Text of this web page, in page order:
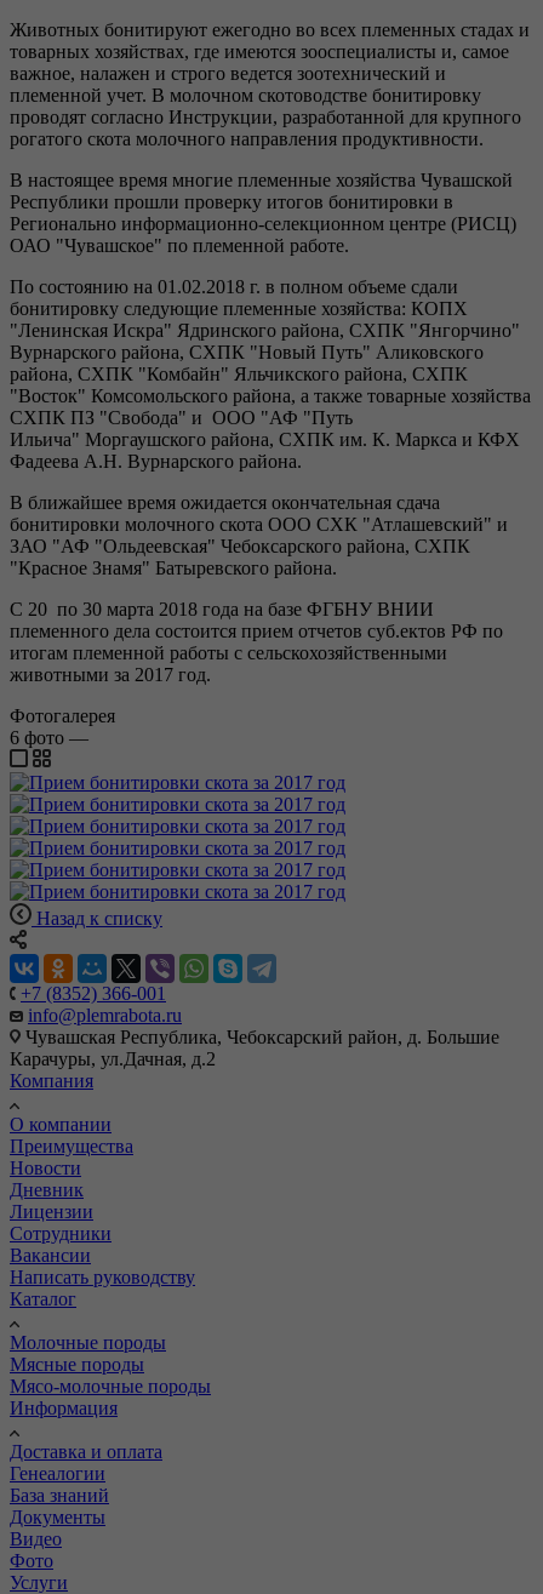
Животных бонитируют ежегодно во всех племенных стадах и
товарных хозяйствах, где имеются зооспециалисты и, самое
важное, налажен и строго ведется зоотехнический и
племенной учет. В молочном скотоводстве бонитировку
проводят согласно Инструкции, разработанной для крупного
рогатого скота молочного направления продуктивности.
В настоящее время многие племенные хозяйства Чувашской
Республики прошли проверку итогов бонитировки в
Регионально информационно-селекционном центре (РИСЦ)
ОАО "Чувашское" по племенной работе.
По состоянию на 01.02.2018 г. в полном объеме сдали
бонитировку следующие племенные хозяйства: КОПХ
"Ленинская Искра" Ядринского района, СХПК "Янгорчино"
Вурнарского района, СХПК "Новый Путь" Аликовского
района, СХПК "Комбайн" Яльчикского района, СХПК
"Восток" Комсомольского района, а также товарные хозяйства
СХПК ПЗ "Свобода" и ООО "АФ "Путь
Ильича" Моргаушского района, СХПК им. К. Маркса и КФХ
Фадеева А.Н. Вурнарского района.
В ближайшее время ожидается окончательная сдача
бонитировки молочного скота ООО СХК "Атлашевский" и
ЗАО "АФ "Ольдеевская" Чебоксарского района, СХПК
"Красное Знамя" Батыревского района.
С 20 по 30 марта 2018 года на базе ФГБНУ ВНИИ
племенного дела состоится прием отчетов суб.ектов РФ по
итогам племенной работы с сельскохозяйственными
животными за 2017 год.
Фотогалерея
6 фото —
Назад к списку
+7 (8352) 366-001
info@plemrabota.ru
Чувашская Республика, Чебоксарский район, д. Большие
Карачуры, ул.Дачная, д.2
Компания
О компании
Преимущества
Новости
Дневник
Лицензии
Сотрудники
Вакансии
Написать руководству
Каталог
Молочные породы
Мясные породы
Мясо-молочные породы
Информация
Доставка и оплата
Генеалогии
База знаний
Документы
Видео
Фото
Услуги